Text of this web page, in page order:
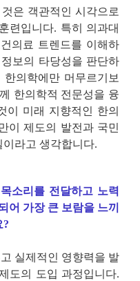
은 객관적인 시각으로
련입니다. 특히 의과대
의료 트렌드를 이해하
보의 타당성을 판단하
한의학에만 머무르기보
한의학적 전문성을 융
이 미래 지향적인 한의
이 제도의 발전과 국민
라고 생각합니다.
소리를 전달하고 노력
어 가장 큰 보람을 느끼
?
실제적인 영향력을 발
도의 도입 과정입니다.